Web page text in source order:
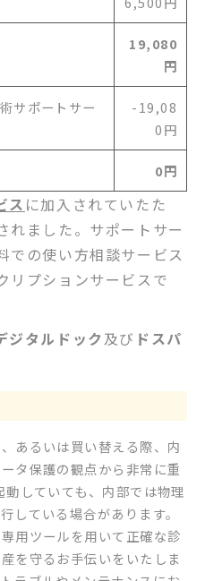
19,080
円
サポートサー
-19,08
0円
0円
ス に加入されていたた
れました。サポートサー
での使い方相談サービス
リプションサービスで
ジタルドック及び ドスパ
あるいは買い替える際、内
タ保護の観点から非常に重
していても、内部では物理
している場合があります。
用ツールを用いて正確な診
を守るお手伝いをいたしま